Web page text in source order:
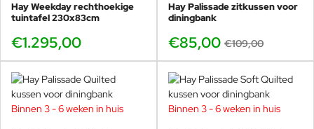
Hay Weekday rechthoekige
tuintafel 230x83cm
€1.295,00
Hay Palissade zitkussen voor
diningbank
€85,00 €109,00
-21%
Binnen 3 - 6 weken in huis Binnen 3 - 6 weken in huis